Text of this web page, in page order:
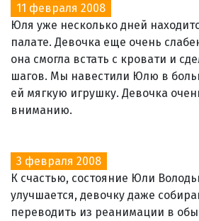
11 февраля 2008
Юля уже несколько дней
палате. Девочка еще очень
она смогла встать с кровати и
шагов. Мы навестили Юлю в
ей мягкую игрушку. Девочка
вниманию.
3 февраля 2008
К счастью, состояние Юли
улучшается, девочку даже
переводить из реанимации в